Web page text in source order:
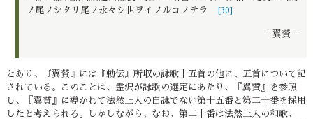
ノ尾ノシタリ尾ノ永々シ世ヲイノルコノテラ
[30]
－翼賛－
とあり、『翼賛』には『勅伝』所収の詠歌十五首の他に、五首について記
されている。このことは、霊沢が詠歌の選定にあたり、『翼賛』を参照
し、『翼賛』に導かれて法然上人の自詠でない第十五番と第二十番を採用
したと考えられる。しかしながら、なお、第二十番は法然上人の和歌、